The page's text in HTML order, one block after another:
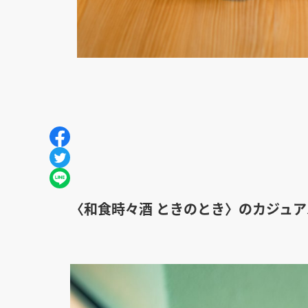
〈和食時々酒 ときのとき〉のカジュ